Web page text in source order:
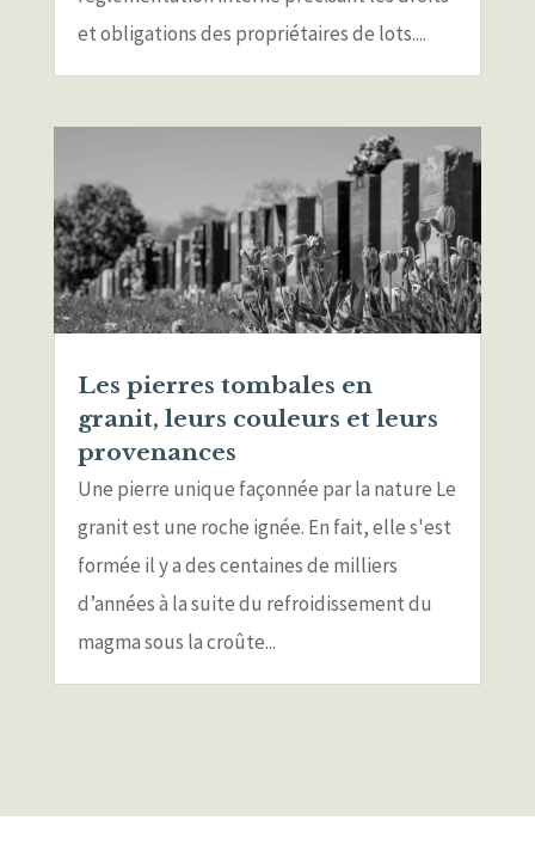
et obligations des propriétaires de lots....
Les pierres tombales en
granit, leurs couleurs et leurs
provenances
Une pierre unique façonnée par la nature Le
granit est une roche ignée. En fait, elle s'est
formée il y a des centaines de milliers
d’années à la suite du refroidissement du
magma sous la croûte...